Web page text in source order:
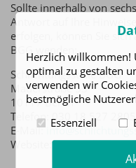
Sollte innerhalb von
Antwort auf Ihre
erfolgen, können Sie sich
BGG wenden:
Schlichtungsstelle BGG
Mauerstraße 53
10117 Berlin
Telefon: 030 18 527 2805
E-Mail:
Website:
Herzlich willkommen!
optimal zu gestalten
verwenden wir
bestmögliche
Essenziell